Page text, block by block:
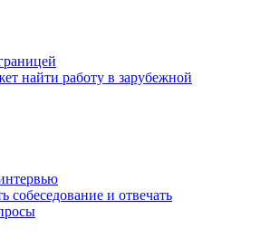
найти работу в зарубежной
собеседование и отвечать